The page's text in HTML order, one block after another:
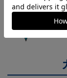
福岡
ア
に！